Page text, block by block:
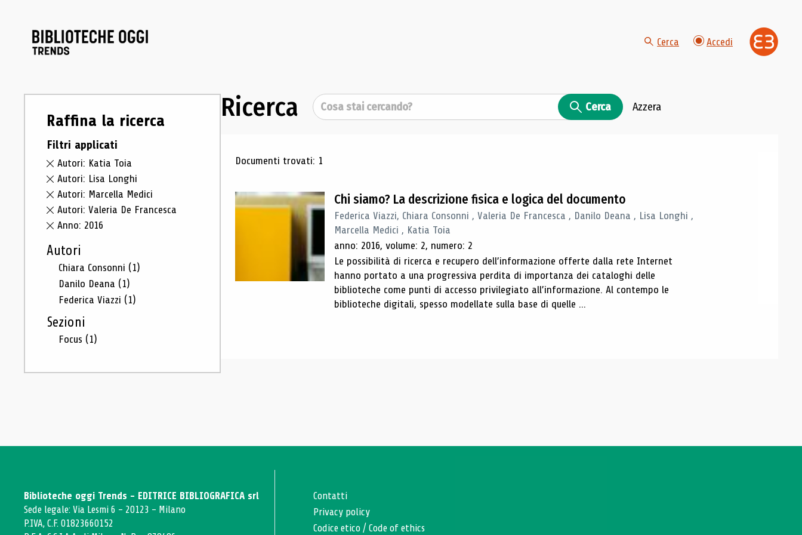
Cerca Accedi
Raffina la ricerca
Filtri applicati
Autori: Katia Toia
Autori: Lisa Longhi
Autori: Marcella Medici
Autori: Valeria De Francesca
Anno: 2016
Autori
Chiara Consonni (1)
Danilo Deana (1)
Federica Viazzi (1)
Sezioni
Focus (1)
Ricerca Cerca Cerca Azzera
Risultati di ricerca
Documenti trovati: 1
Chi siamo? La descrizione fisica e logica del documento
Federica Viazzi, Chiara Consonni , Valeria De Francesca , Danilo Deana , Lisa Longhi ,
Marcella Medici , Katia Toia
anno: 2016, volume: 2, numero: 2
Le possibilità di ricerca e recupero dell’informazione offerte dalla rete Internet
hanno portato a una progressiva perdita di importanza dei cataloghi delle
biblioteche come punti di accesso privilegiato all’informazione. Al contempo le
biblioteche digitali, spesso modellate sulla base di quelle ...
Biblioteche oggi Trends - EDITRICE BIBLIOGRAFICA srl
Sede legale: Via Lesmi 6 - 20123 - Milano
P.IVA, C.F. 01823660152
Contatti
Privacy policy
Codice etico /Code of ethics